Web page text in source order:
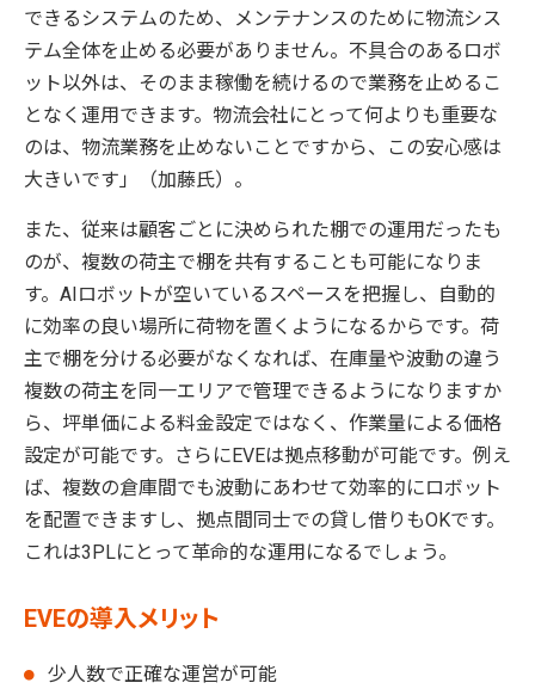
できるシステムのため、メンテナンスのために物流シス
テム全体を止める必要がありません。不具合のあるロボ
ット以外は、そのまま稼働を続けるので業務を止めるこ
となく運用できます。物流会社にとって何よりも重要な
のは、物流業務を止めないことですから、この安心感は
大きいです」（加藤氏）。
また、従来は顧客ごとに決められた棚での運用だったも
のが、複数の荷主で棚を共有することも可能になりま
す。AIロボットが空いているスペースを把握し、自動的
に効率の良い場所に荷物を置くようになるからです。荷
主で棚を分ける必要がなくなれば、在庫量や波動の違う
複数の荷主を同一エリアで管理できるようになりますか
ら、坪単価による料金設定ではなく、作業量による価格
設定が可能です。さらにEVEは拠点移動が可能です。例え
ば、複数の倉庫間でも波動にあわせて効率的にロボット
を配置できますし、拠点間同士での貸し借りもOKです。
これは3PLにとって革命的な運用になるでしょう。
EVEの導入メリット
少人数で正確な運営が可能